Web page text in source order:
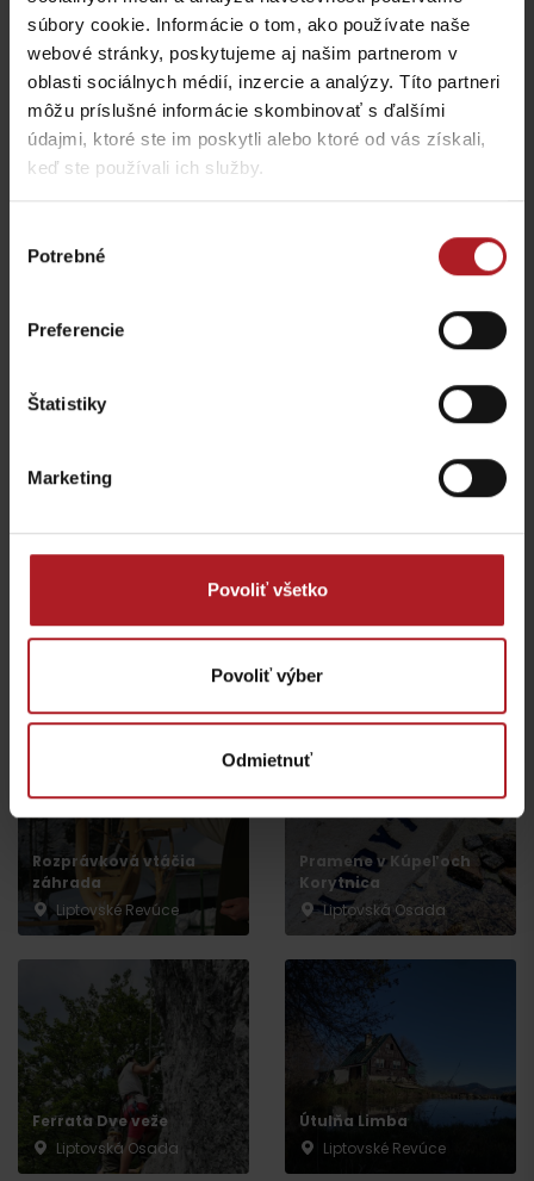
súbory cookie. Informácie o tom, ako používate naše
webové stránky, poskytujeme aj našim partnerom v
oblasti sociálnych médií, inzercie a analýzy. Títo partneri
môžu príslušné informácie skombinovať s ďalšími
údajmi, ktoré ste im poskytli alebo ktoré od vás získali,
keď ste používali ich služby.
súhlasu
Potrebné
Preferencie
Štatistiky
Marketing
Povoliť všetko
Povoliť výber
Odmietnuť
Koliba Liptov GOTHAL
Liptovská Osada
Reštaurácia Smrekovica
Ľubochňa
Ružomberok -
Partizánska Ľupča
hotel Kráľova studňa –
ebike nabíjacia stanica
Donovaly, Koliba Goral –
ebike nabíjacia stanica
Rozprávková vtáčia
záhrada
Liptovské Revúce
Pramene v Kúpeľoch
Korytnica
Liptovská Osada
Ferrata Dve veže
Liptovská Osada
Útulňa Limba
Liptovské Revúce